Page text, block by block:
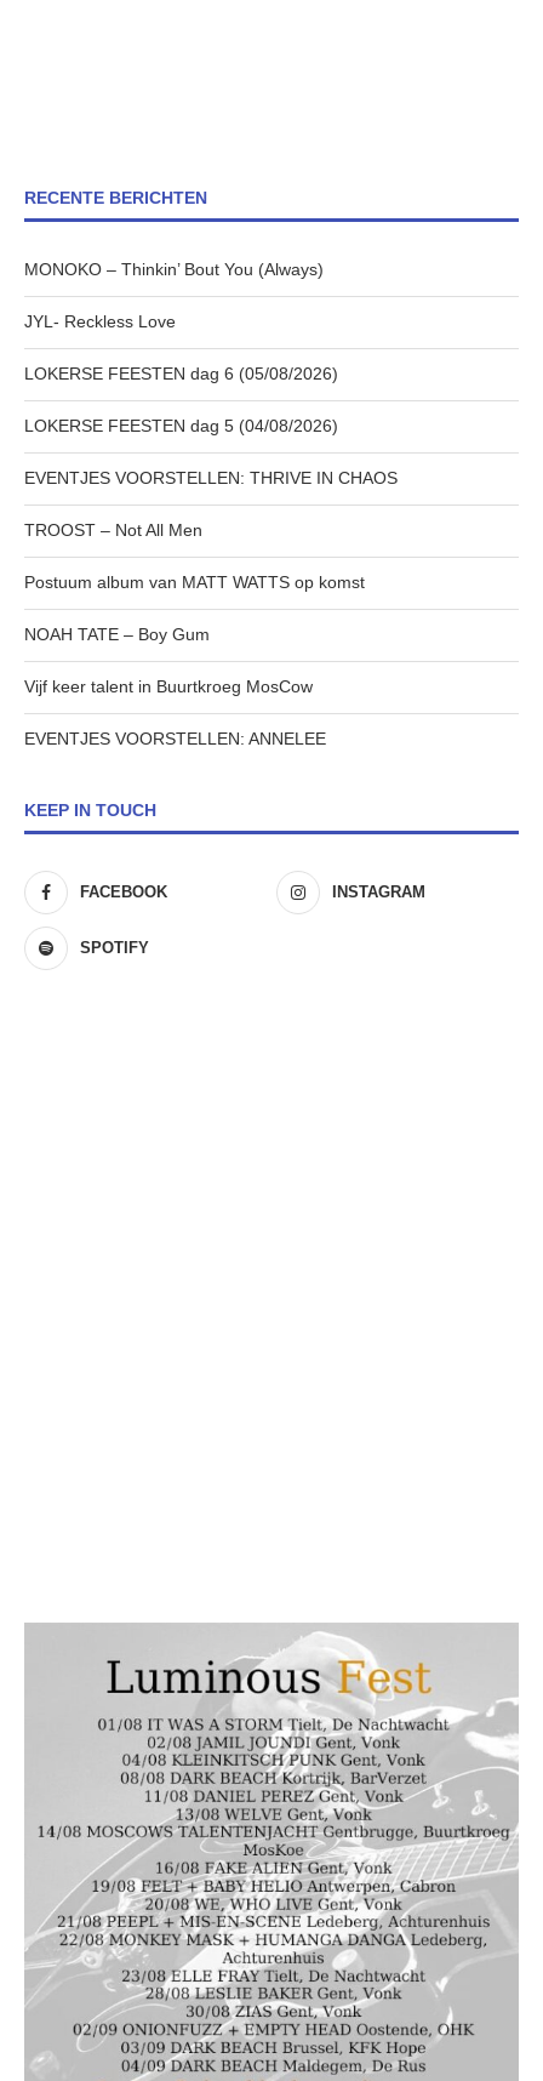
RECENTE BERICHTEN
MONOKO – Thinkin’ Bout You (Always)
JYL- Reckless Love
LOKERSE FEESTEN dag 6 (05/08/2026)
LOKERSE FEESTEN dag 5 (04/08/2026)
EVENTJES VOORSTELLEN: THRIVE IN CHAOS
TROOST – Not All Men
Postuum album van MATT WATTS op komst
NOAH TATE – Boy Gum
Vijf keer talent in Buurtkroeg MosCow
EVENTJES VOORSTELLEN: ANNELEE
KEEP IN TOUCH
FACEBOOK INSTAGRAM
SPOTIFY